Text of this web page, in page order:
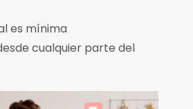
es mínima
cualquier parte del